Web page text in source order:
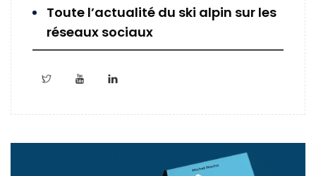
Toute l’actualité du ski alpin sur les
réseaux sociaux